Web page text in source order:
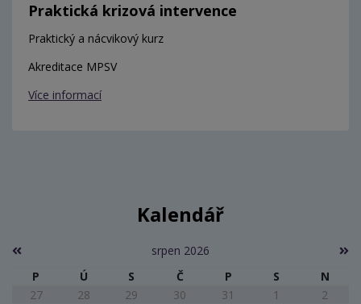
Praktická krizová intervence
Praktický a nácvikový kurz
Akreditace MPSV
Více informací
Kalendář
srpen 2026
P
Ú S Č P S
N
27
28 29 30 31 1
2